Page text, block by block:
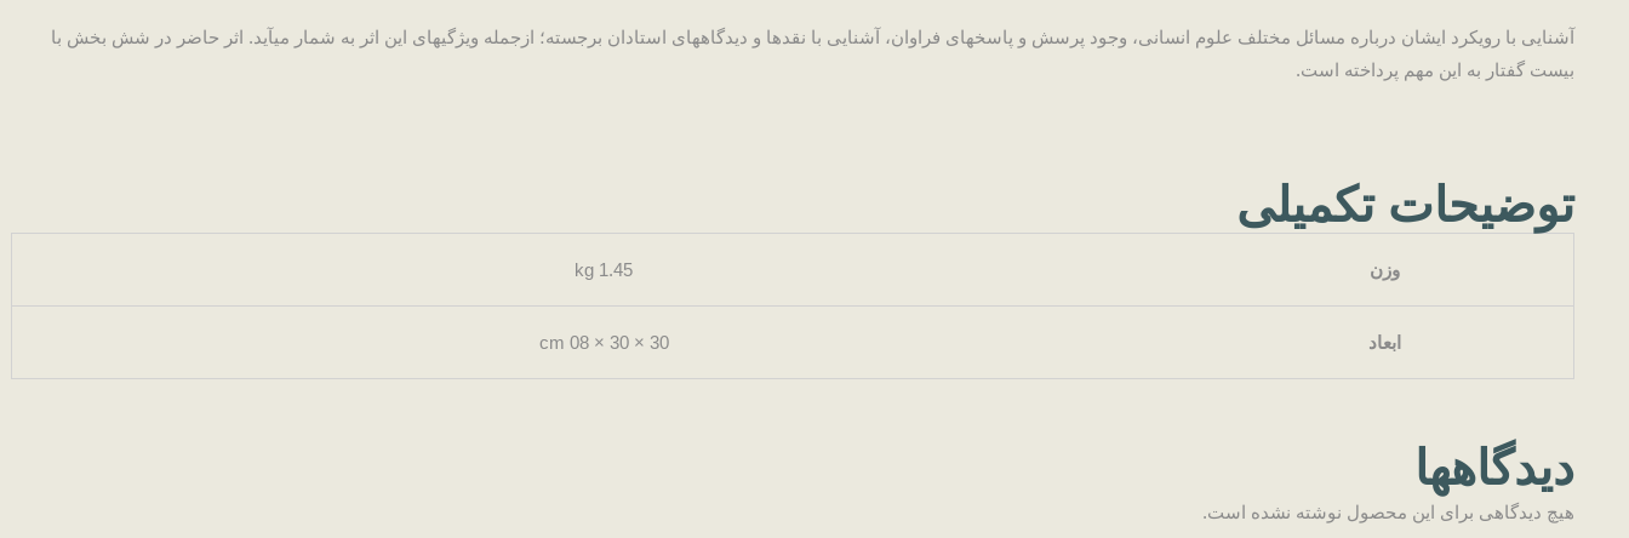
آشنایی با رویکرد ایشان درباره مسائل مختلف علوم انسانی، وجود پرسش و پاسخ­های فراوان، آشنایی با نقدها و دیدگاه­های استادان برجسته؛ ازجمله ویژگی­های این اثر به شمار می­آید. اثر حاضر در شش بخش با
بیست گفتار به این مهم پرداخته است.
توضیحات تکمیلی
وزن 1.45 kg
ابعاد 30 × 30 × 08 cm
دیدگاهها
هیچ دیدگاهی برای این محصول نوشته نشده است.